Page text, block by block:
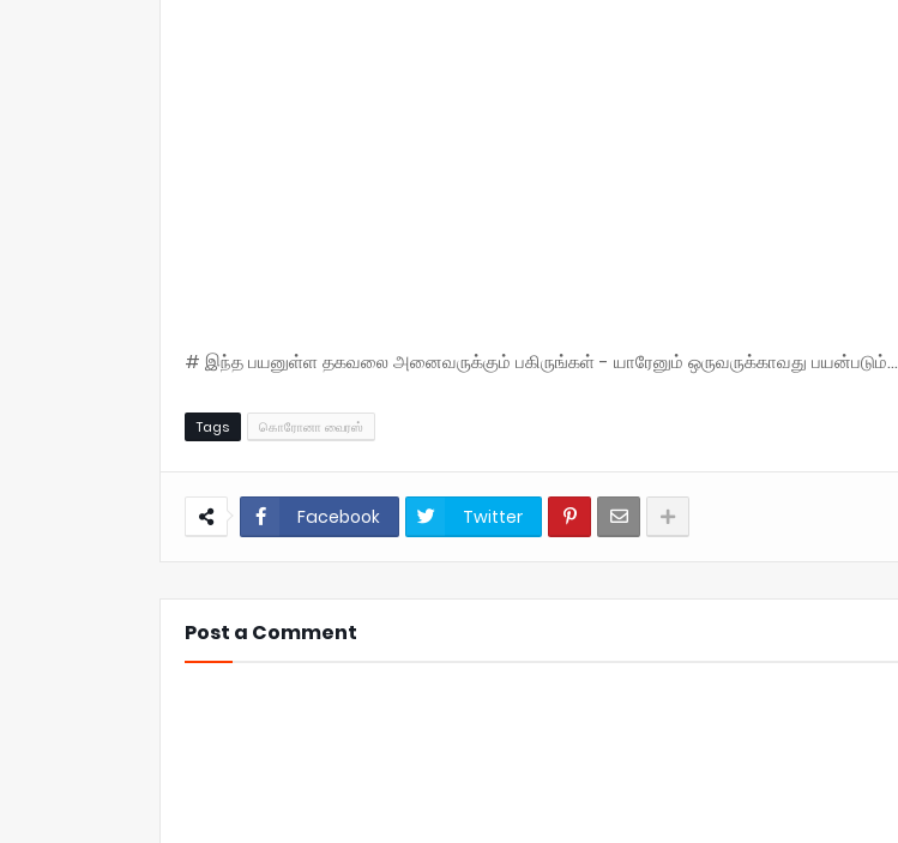
# இந்த பயனுள்ள தகவலை அனைவருக்கும் பகிருங்கள் - யாரேனும் ஒருவருக்காவது பயன்படும்...
Tags கொரோனா வைரஸ்
Facebook Twitter
Post a Comment